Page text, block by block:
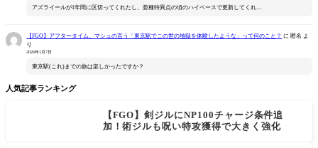
アズライールが1年間に区切ってくれたし、亜種特異点の頃のハイペースで更新してくれ…
【FGO】アフタータイム、マシュの言う「東京駅でこの世の地獄を体験したような」って何のこと？ に 匿名 よ
り
2026年1月7日
東京駅(これ)までの旅は楽しかったですか？
人気記事ランキング
【FGO】剣ジルにNP100チャージ条件追
加！術ジルも呪い特攻獲得で大きく強化